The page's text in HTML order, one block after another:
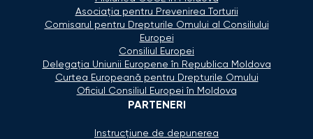
Asociaţia pentru Prevenirea Torturii
Comisarul pentru Drepturile Omului al Consiliului
Europei
Consiliul Europei
Delegaţia Uniunii Europene în Republica Moldova
Curtea Europeană pentru Drepturile Omului
Oficiul Consiliul Europei în Moldova
PARTENERI
Instrucțiune de depunerea